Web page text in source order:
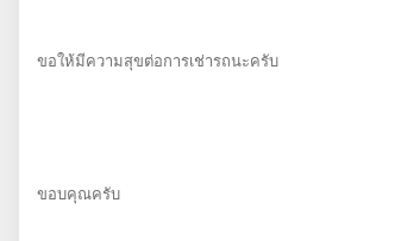
ขอให้มีความสุขต่อการเช่ารถนะครับ
ขอบคุณครับ